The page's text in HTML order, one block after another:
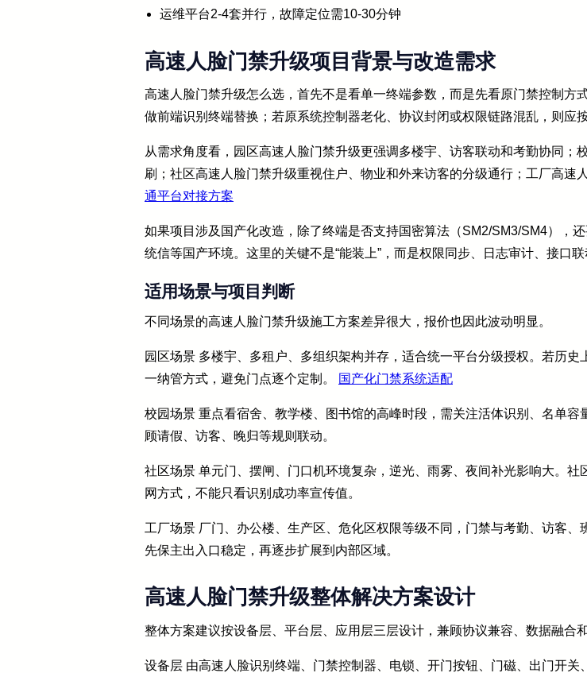
运维平台2-4套并行，故障定位需10-30分钟
高速人脸门禁升级项目背景与改造需求
高速人脸门禁升级怎么选，首先不是看单一终端参数，而是先看原门禁控制
做前端识别终端替换；若原系统控制器老化、协议封闭或权限链路混乱，则应
从需求角度看，园区高速人脸门禁升级更强调多楼宇、访客联动和考勤协同
刷；社区高速人脸门禁升级重视住户、物业和外来访客的分级通行；工厂高速
通平台对接方案
如果项目涉及国产化改造，除了终端是否支持国密算法（SM2/SM3/SM4），
统信等国产环境。这里的关键不是“能装上”，而是权限同步、日志审计、接口联
适用场景与项目判断
不同场景的高速人脸门禁升级施工方案差异很大，报价也因此波动明显。
园区场景 多楼宇、多租户、多组织架构并存，适合统一平台分级授权。若历
一纳管方式，避免门点逐个定制。
国产化门禁系统适配
校园场景 重点看宿舍、教学楼、图书馆的高峰时段，需关注活体识别、名单
顾请假、访客、晚归等规则联动。
社区场景 单元门、摆闸、门口机环境复杂，逆光、雨雾、夜间补光影响大。
网方式，不能只看识别成功率宣传值。
工厂场景 厂门、办公楼、生产区、危化区权限等级不同，门禁与考勤、访客
先保主出入口稳定，再逐步扩展到内部区域。
高速人脸门禁升级整体解决方案设计
整体方案建议按设备层、平台层、应用层三层设计，兼顾协议兼容、数据融合
设备层 由高速人脸识别终端、门禁控制器、电锁、开门按钮、门磁、出门开